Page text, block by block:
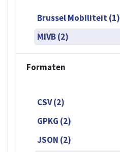
Brussel Mobiliteit (1)
MIVB (2)
Formaten
CSV (2)
GPKG (2)
JSON (2)